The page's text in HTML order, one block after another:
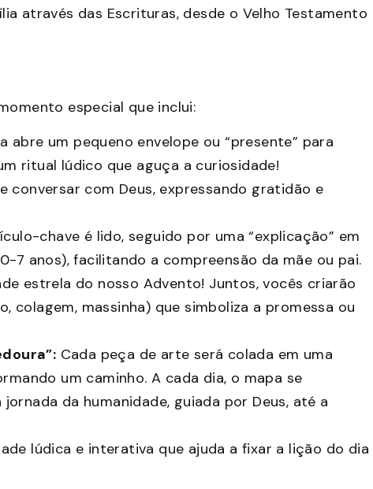
através das Escrituras, desde o Velho Testamento
especial que inclui:
abre um pequeno envelope ou “presente” para
ritual lúdico que aguça a curiosidade!
conversar com Deus, expressando gratidão e
chave é lido, seguido por uma “explicação” em
7 anos), facilitando a compreensão da mãe ou pai.
estrela do nosso Advento! Juntos, vocês criarão
colagem, massinha) que simboliza a promessa ou
Cada peça de arte será colada em uma
um caminho. A cada dia, o mapa se
da humanidade, guiada por Deus, até a
lúdica e interativa que ajuda a fixar a lição do dia